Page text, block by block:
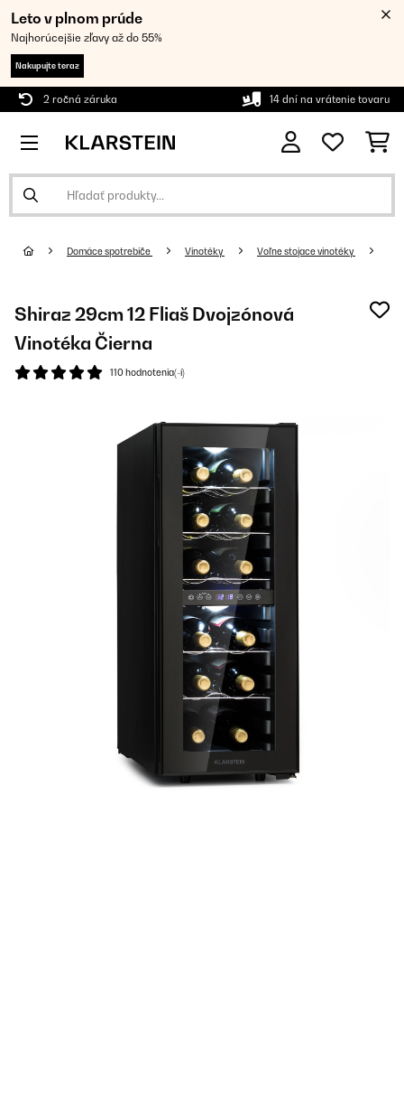
Leto v plnom prúde
Najhorúcejšie zľavy až do 55%
Nakupujte teraz
2 ročná záruka 14 dní na vrátenie tovaru
Domáce spotrebiče Vinotéky Voľne stojace vinotéky
Shiraz 29cm 12 Fliaš Dvojzónová
Vinotéka Čierna
110 hodnotenia(-í)